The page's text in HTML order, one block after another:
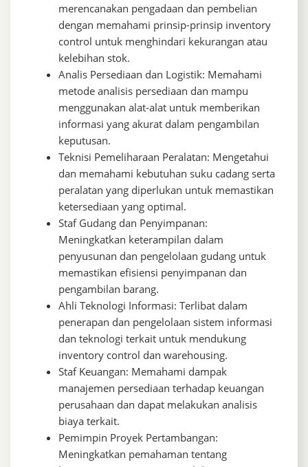
merencanakan pengadaan dan pembelian
dengan memahami prinsip-prinsip inventory
control untuk menghindari kekurangan atau
kelebihan stok.
Analis Persediaan dan Logistik: Memahami
metode analisis persediaan dan mampu
menggunakan alat-alat untuk memberikan
informasi yang akurat dalam pengambilan
keputusan.
Teknisi Pemeliharaan Peralatan: Mengetahui
dan memahami kebutuhan suku cadang serta
peralatan yang diperlukan untuk memastikan
ketersediaan yang optimal.
Staf Gudang dan Penyimpanan:
Meningkatkan keterampilan dalam
penyusunan dan pengelolaan gudang untuk
memastikan efisiensi penyimpanan dan
pengambilan barang.
Ahli Teknologi Informasi: Terlibat dalam
penerapan dan pengelolaan sistem informasi
dan teknologi terkait untuk mendukung
inventory control dan warehousing.
Staf Keuangan: Memahami dampak
manajemen persediaan terhadap keuangan
perusahaan dan dapat melakukan analisis
biaya terkait.
Pemimpin Proyek Pertambangan:
Meningkatkan pemahaman tentang